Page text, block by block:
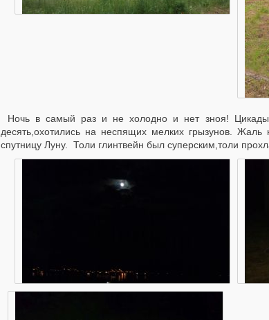
Ночь в самый раз и не холодно и нет зноя!
десять,охотились на неспящих мелких грызунов.
спутницу Луну. Толи глинтвейн был суперским,толи